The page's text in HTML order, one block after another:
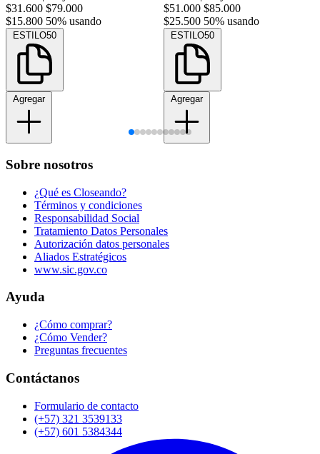
$31.600 $79.000
$15.800 50% usando
ESTILO50
Agregar
$51.000 $85.000
$25.500 50% usando
ESTILO50
Agregar
Sobre nosotros
¿Qué es Closeando?
Términos y condiciones
Responsabilidad Social
Tratamiento Datos Personales
Autorización datos personales
Aliados Estratégicos
www.sic.gov.co
Ayuda
¿Cómo comprar?
¿Cómo Vender?
Preguntas frecuentes
Contáctanos
Formulario de contacto
(+57) 321 3539133
(+57) 601 5384344